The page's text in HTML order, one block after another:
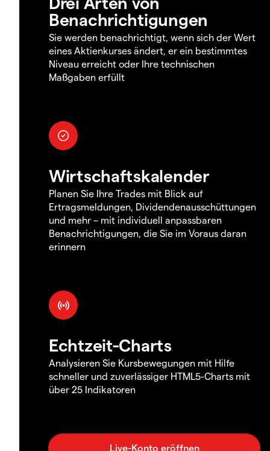
Benachrichtigungen
Sie werden benachrichtigt, wenn sich der Wert
eines Aktienkurses ändert, er ein bestimmtes
Niveau erreicht oder Ihre technischen
Maßgaben erfüllt
Wirtschaftskalender
Planen Sie Ihre Trades mit Blick auf
Ertragsmeldungen, Dividendenausschüttungen
und mehr – mit individuell anpassbaren
Benachrichtigungen, die Sie im Voraus daran
erinnern
Echtzeit-Charts
Analysieren Sie Kursbewegungen mit Hilfe
schneller und zuverlässiger HTML5-Charts mit
über 25 Indikatoren